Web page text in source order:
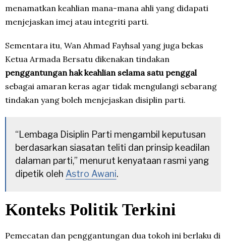
menamatkan keahlian mana-mana ahli yang didapati
menjejaskan imej atau integriti parti.
Sementara itu, Wan Ahmad Fayhsal yang juga bekas
Ketua Armada Bersatu dikenakan tindakan
penggantungan hak keahlian selama satu penggal
sebagai amaran keras agar tidak mengulangi sebarang
tindakan yang boleh menjejaskan disiplin parti.
“Lembaga Disiplin Parti mengambil keputusan
berdasarkan siasatan teliti dan prinsip keadilan
dalaman parti,” menurut kenyataan rasmi yang
dipetik oleh Astro Awani.
Konteks Politik Terkini
Pemecatan dan penggantungan dua tokoh ini berlaku di